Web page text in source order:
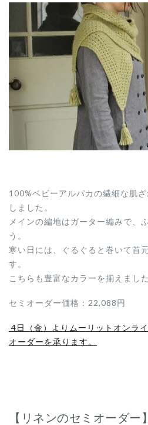
100%ベビーアルパカの繊細な肌
しました。
メインの編地はガーター編みで、
う。
寒い日には、ぐるぐると巻いて首
す。
こちらも豊富なカラーを揃えました
セミオーダー価格：22,088円
4日（金）よりムーリットオンラ
オーダーを承ります。
【リネンのセミオーダー】